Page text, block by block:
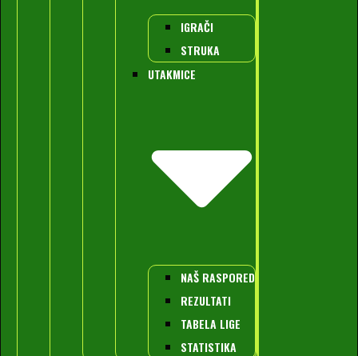
IGRAČI
STRUKA
UTAKMICE
NAŠ RASPORED
REZULTATI
TABELA LIGE
STATISTIKA